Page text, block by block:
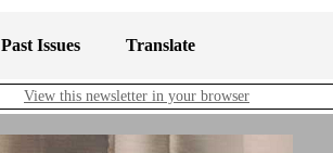
Past Issues Translate
View this newsletter in your browser